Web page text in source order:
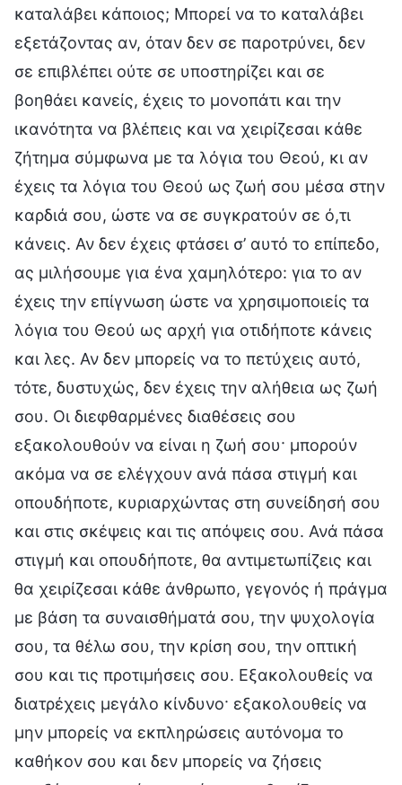
καταλάβει κάποιος; Μπορεί να το καταλάβει
εξετάζοντας αν, όταν δεν σε παροτρύνει, δεν
σε επιβλέπει ούτε σε υποστηρίζει και σε
βοηθάει κανείς, έχεις το μονοπάτι και την
ικανότητα να βλέπεις και να χειρίζεσαι κάθε
ζήτημα σύμφωνα με τα λόγια του Θεού, κι αν
έχεις τα λόγια του Θεού ως ζωή σου μέσα στην
καρδιά σου, ώστε να σε συγκρατούν σε ό,τι
κάνεις. Αν δεν έχεις φτάσει σ’ αυτό το επίπεδο,
ας μιλήσουμε για ένα χαμηλότερο: για το αν
έχεις την επίγνωση ώστε να χρησιμοποιείς τα
λόγια του Θεού ως αρχή για οτιδήποτε κάνεις
και λες. Αν δεν μπορείς να το πετύχεις αυτό,
τότε, δυστυχώς, δεν έχεις την αλήθεια ως ζωή
σου. Οι διεφθαρμένες διαθέσεις σου
εξακολουθούν να είναι η ζωή σου· μπορούν
ακόμα να σε ελέγχουν ανά πάσα στιγμή και
οπουδήποτε, κυριαρχώντας στη συνείδησή σου
και στις σκέψεις και τις απόψεις σου. Ανά πάσα
στιγμή και οπουδήποτε, θα αντιμετωπίζεις και
θα χειρίζεσαι κάθε άνθρωπο, γεγονός ή πράγμα
με βάση τα συναισθήματά σου, την ψυχολογία
σου, τα θέλω σου, την κρίση σου, την οπτική
σου και τις προτιμήσεις σου. Εξακολουθείς να
διατρέχεις μεγάλο κίνδυνο· εξακολουθείς να
μην μπορείς να εκπληρώσεις αυτόνομα το
καθήκον σου και δεν μπορείς να ζήσεις